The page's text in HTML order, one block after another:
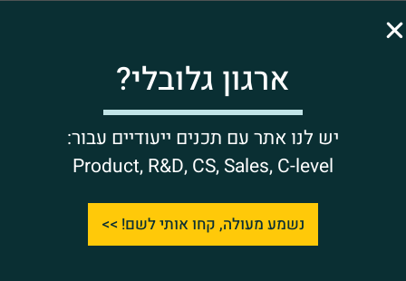
• כפתור הקטנת כל התצוגה לכ־70%
• כפתור הגדלת סמן העכבר
• כפתור הגדלת סמן העכבר ושינוי צבעו לשחור
• כפתור מצב קריאת האתר
• כפתור המציג את הצהרת הנגישות
• כפתור שליחת משוב נגישות
• כפתור שינוי שפת הסרגל והצהרת הנגישות בהתאם
ארגון גלובלי?
יש לנו אתר עם תכנים ייעודיים עבור:
Product, R&D, CS, Sales, C-level
נשמע מעולה, קחו אותי לשם! >>